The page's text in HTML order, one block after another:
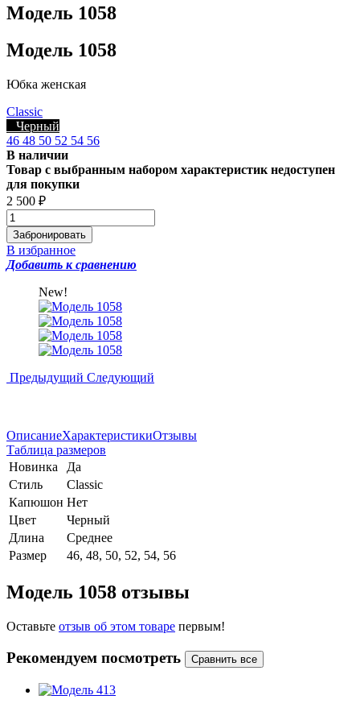
Модель 1058
Модель 1058
Юбка женская
Classic
Черный
46 48 50 52 54 56
В наличии
Товар с выбранным набором характеристик недоступен
для покупки
2 500 ₽
В избранное
Добавить к сравнению
New!
Предыдущий Следующий
ОписаниеХарактеристикиОтзывы
Таблица размеров
Новинка
Да
Стиль
Classic
Капюшон Нет
Цвет
Черный
Длина
Среднее
Размер
46, 48, 50, 52, 54, 56
Модель 1058 отзывы
Оставьте отзыв об этом товаре первым!
Рекомендуем посмотреть